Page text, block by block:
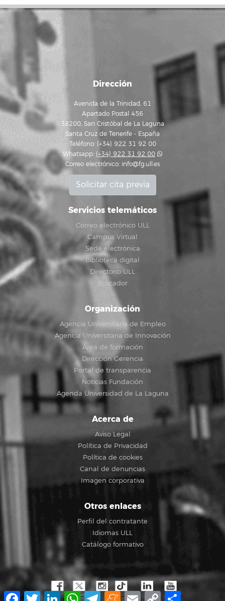
Dirección
Avenida de la Trinidad, 61
Apartado Postal 456
38200, San Cristóbal de La Laguna
Santa Cruz de Tenerife - España
Teléfono: (+34) 922 31 92 00
Whatsapp: (+34) 922 31 92 00
Correo electrónico: info@fg.ull.es
Solicitar cita previa
Servicios telemáticos
Correo electrónico ULL
Campus Virtual
Sede electrónica
Biblioteca digital
Directorio ULL
Buscador
Organización
Agencia Universitaria de Empleo
Agencia Universitaria de Innovación
Área de formación
Dirección Gerencia
Portal de transparencia
Noticias Fundación
Agenda Universidad de La Laguna
Acerca de
Aviso Legal
Política de Privacidad
Política de cookies
Canal de denuncias
Imagen corporativa
Otros enlaces
Perfil del contratante
Idiomas ULL
Catálogo formativo
Facebook
TwitterLinkedInWhatsApp
TelegramMeneame
Email Copy